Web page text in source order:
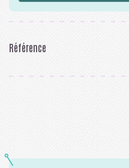
Référence